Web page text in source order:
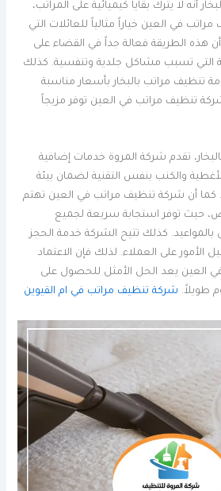
أنه لا يترك بقايا كيميائية على المراتب،
في العين خياراً مثالياً للعائلات التي
هذه الطريقة فعالة جداً في القضاء على
التي تسبب مشاكل جلدية وتنفسية. كذلك
تنظيف مراتب بالبخار بأسعار مناسبة
تنظيف مراتب في العين توفر مزيجاً
تقدم شركة المروة خدمات إضافية
والكنب بنفس التقنية لضمان بيئة
كما أن شركة تنظيف مراتب في العين تهتم
حيث توفر استجابة سريعة لجميع
بالمواعيد. كذلك تتيح الشركة خدمة الحجز
الأمور على العملاء. لذلك فإن الاعتماد
العين يعد الحل الأمثل للحصول على
طويلاً. شركة تنظيف مراتب في ام القيوين